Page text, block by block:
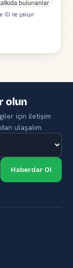
bulunanlar
ID ile çalışır
olun
için iletişim
ulaşalım.
Haberdar Ol